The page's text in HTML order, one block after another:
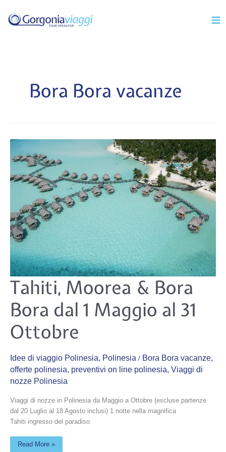
contenuto
Bora Bora vacanze
Tahiti, Moorea & Bora
Bora dal 1 Maggio al 31
Ottobre
Idee di viaggio Polinesia, Polinesia / Bora Bora vacanze,
offerte polinesia, preventivi on line polinesia, Viaggi di
nozze Polinesia
Viaggi di nozze in Polinesia da Maggio a Ottobre (escluse partenze
dal 20 Luglio al 18 Agosto inclusi) 1 notte nella magnifica
Tahiti ingresso del paradiso
Tahiti,
Moorea
&
Bora
Bora
dal
1
al
31
Ottobre
Read More »